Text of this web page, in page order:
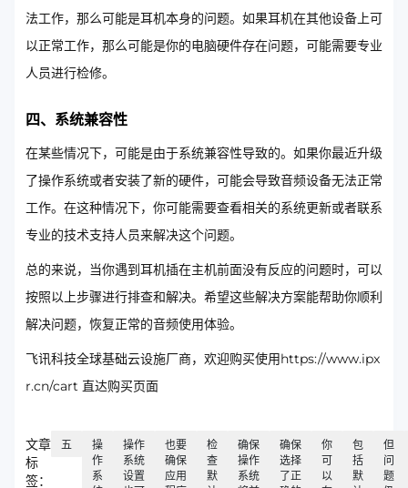
法工作，那么可能是耳机本身的问题。如果耳机在其他设备上可
以正常工作，那么可能是你的电脑硬件存在问题，可能需要专业
人员进行检修。
四、系统兼容性
在某些情况下，可能是由于系统兼容性导致的。如果你最近升级
了操作系统或者安装了新的硬件，可能会导致音频设备无法正常
工作。在这种情况下，你可能需要查看相关的系统更新或者联系
专业的技术支持人员来解决这个问题。
总的来说，当你遇到耳机插在主机前面没有反应的问题时，可以
按照以上步骤进行排查和解决。希望这些解决方案能帮助你顺利
解决问题，恢复正常的音频使用体验。
飞讯科技全球基础云设施厂商，欢迎购买使用https://www.ipx
r.cn/cart 直达购买页面
文章
标
签：
五
操
作
系
操作
系统
设置
也要
确保
应用
检
查
默
确保
操作
系统
确保
选择
了正
你
可
以
包
括
默
但
问
题